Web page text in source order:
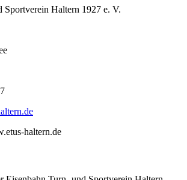
Sportverein Haltern 1927 e. V.
haltern.de